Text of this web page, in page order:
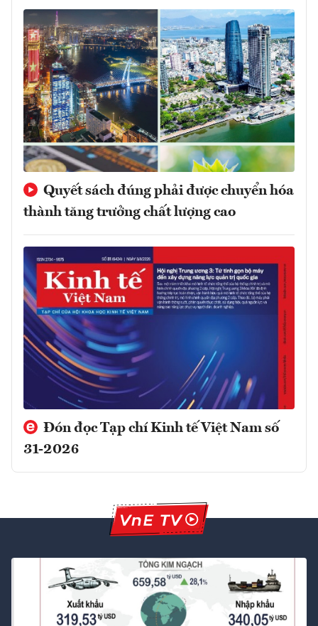
Quyết sách đúng phải được chuyển hóa
thành tăng trưởng chất lượng cao
Đón đọc Tạp chí Kinh tế Việt Nam số
31-2026